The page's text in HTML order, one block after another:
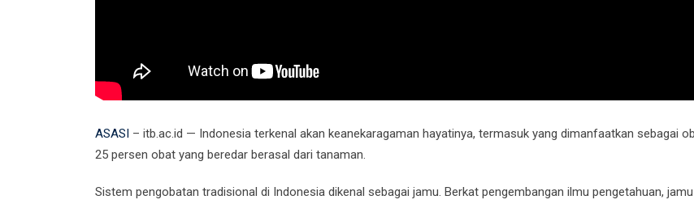
ASASI – itb.ac.id — Indonesia terkenal akan keanekaragaman hayatinya, termasuk yang dimanfaatkan sebagai
25 persen obat yang beredar berasal dari tanaman.
Sistem pengobatan tradisional di Indonesia dikenal sebagai jamu. Berkat pengembangan ilmu pengetahuan,